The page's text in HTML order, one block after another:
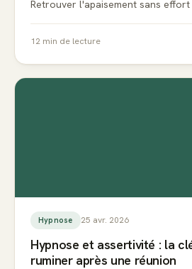
Retrouver l'apaisement sans
12 min de lecture
Hypnose 25 avr. 2026
Hypnose et assertivité : la
ruminer après une réunion